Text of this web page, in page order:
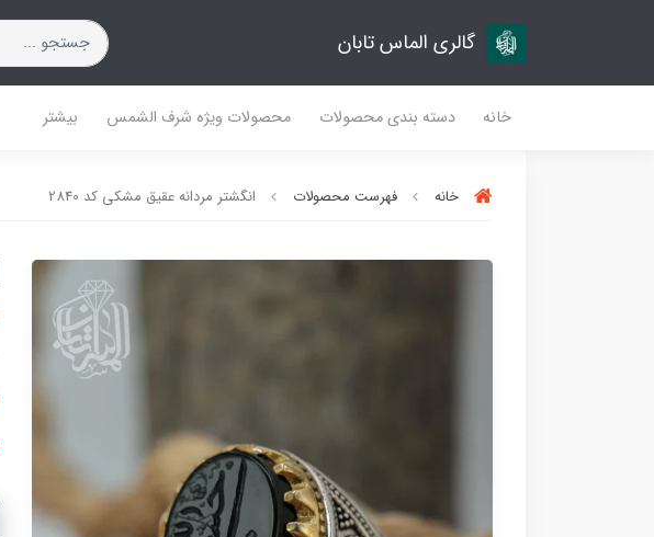
گالری الماس تابان
خانه دسته بندی محصولات محصولات ویژه شرف الشمس بیشتر
خانه فهرست محصولات انگشتر مردانه عقیق مشکی کد 2840